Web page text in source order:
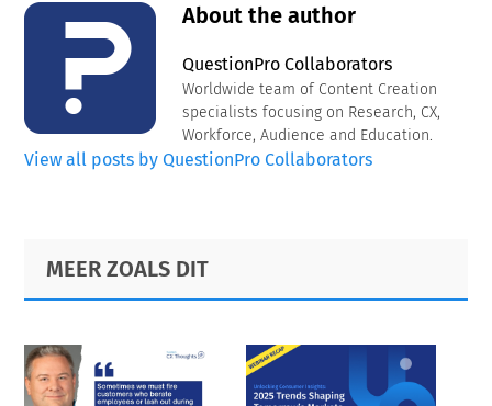
About the author
QuestionPro Collaborators
Worldwide team of Content Creation
specialists focusing on Research, CX,
Workforce, Audience and Education.
View all posts by QuestionPro Collaborators
Primary
Sidebar
Footer
MEER ZOALS DIT